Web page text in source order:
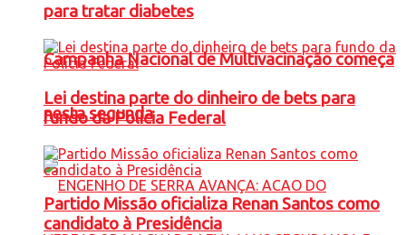
Campanha Nacional de Multivacinação começa
nesta segunda
para tratar diabetes
Lei destina parte do dinheiro de bets para
fundo da Polícia Federal
Partido Missão oficializa Renan Santos como
candidato à Presidência